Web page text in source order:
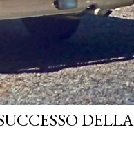
DELLA